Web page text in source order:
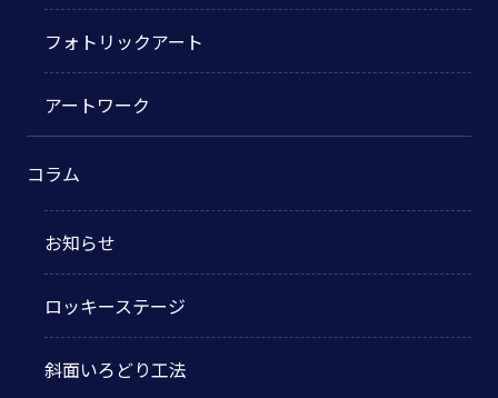
フォトリックアート
アートワーク
コラム
お知らせ
ロッキーステージ
斜面いろどり工法